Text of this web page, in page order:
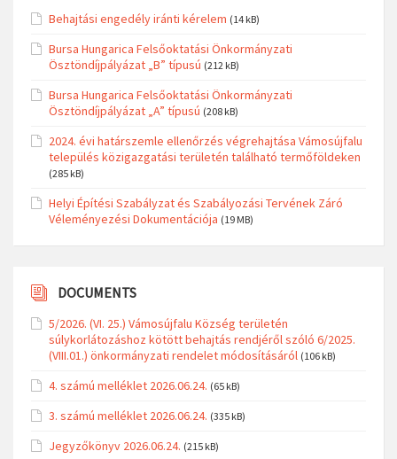
Behajtási engedély iránti kérelem (14 kB)
Bursa Hungarica Felsőoktatási Önkormányzati
Ösztöndíjpályázat „B” típusú (212 kB)
Bursa Hungarica Felsőoktatási Önkormányzati
Ösztöndíjpályázat „A” típusú (208 kB)
2024. évi határszemle ellenőrzés végrehajtása Vámosújfalu
település közigazgatási területén található termőföldeken
(285 kB)
Helyi Építési Szabályzat és Szabályozási Tervének Záró
Véleményezési Dokumentációja (19 MB)
DOCUMENTS
5/2026. (VI. 25.) Vámosújfalu Község területén
súlykorlátozáshoz kötött behajtás rendjéről szóló 6/2025.
(VIII.01.) önkormányzati rendelet módosításáról (106 kB)
4. számú melléklet 2026.06.24. (65 kB)
3. számú melléklet 2026.06.24. (335 kB)
Jegyzőkönyv 2026.06.24. (215 kB)